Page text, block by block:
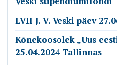
LVII J. V. Veski päev
Kõnekoosolek „Uus
25.04.2024 Tallinnas